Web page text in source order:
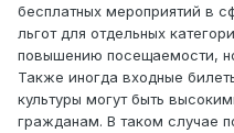
бесплатных мероприятий в
льгот для отдельных
повышению посещаемости,
Также иногда входные
культуры могут быть
гражданам. В таком случае